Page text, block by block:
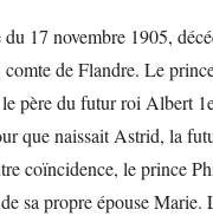
du 17 novembre 1905,
de Flandre. Le
père du futur roi Albert
que naissait Astrid, la
coïncidence, le prince
sa propre épouse Marie.